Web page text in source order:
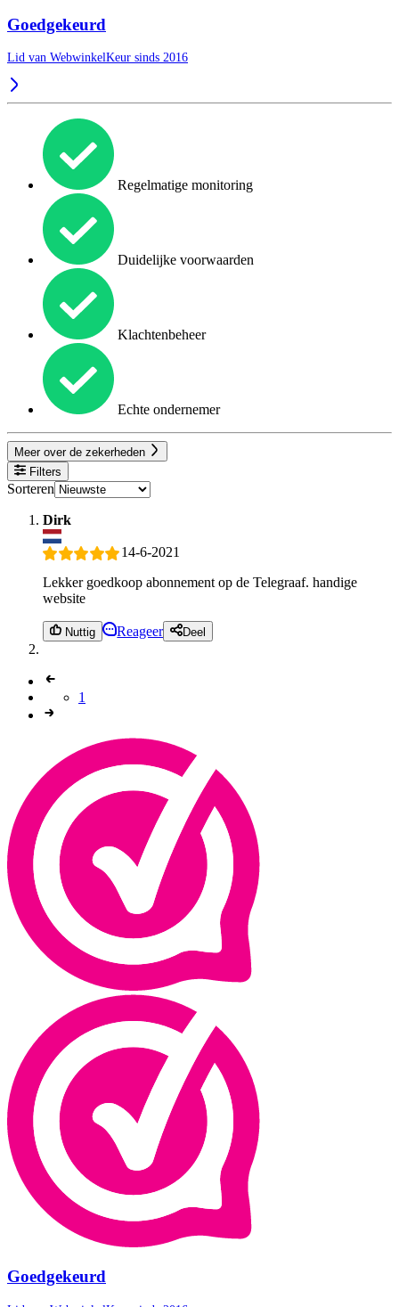
Goedgekeurd
Lid van WebwinkelKeur sinds 2016
Regelmatige monitoring
Duidelijke voorwaarden
Klachtenbeheer
Echte ondernemer
Meer over de zekerheden
Filters
Sorteren
Dirk
14-6-2021
Lekker goedkoop abonnement op de Telegraaf. handige
website
Nuttig Reageer Deel
1
Goedgekeurd